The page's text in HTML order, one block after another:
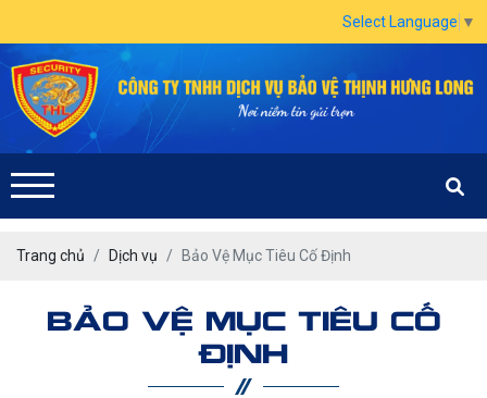
Select Language ▼
Trang chủ Dịch vụ Bảo Vệ Mục Tiêu Cố Định
BẢO VỆ MỤC TIÊU CỐ
ĐỊNH